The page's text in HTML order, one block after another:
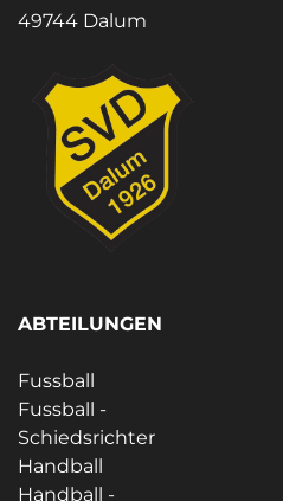
49744 Dalum
ABTEILUNGEN
Fussball
Fussball -
Schiedsrichter
Handball
Handball -